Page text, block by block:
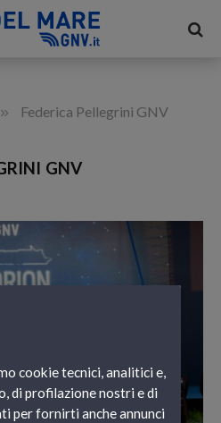
» Federica Pellegrini GNV
GNV
cookie tecnici, analitici e,
di profilazione nostri e di
per fornirti anche annunci